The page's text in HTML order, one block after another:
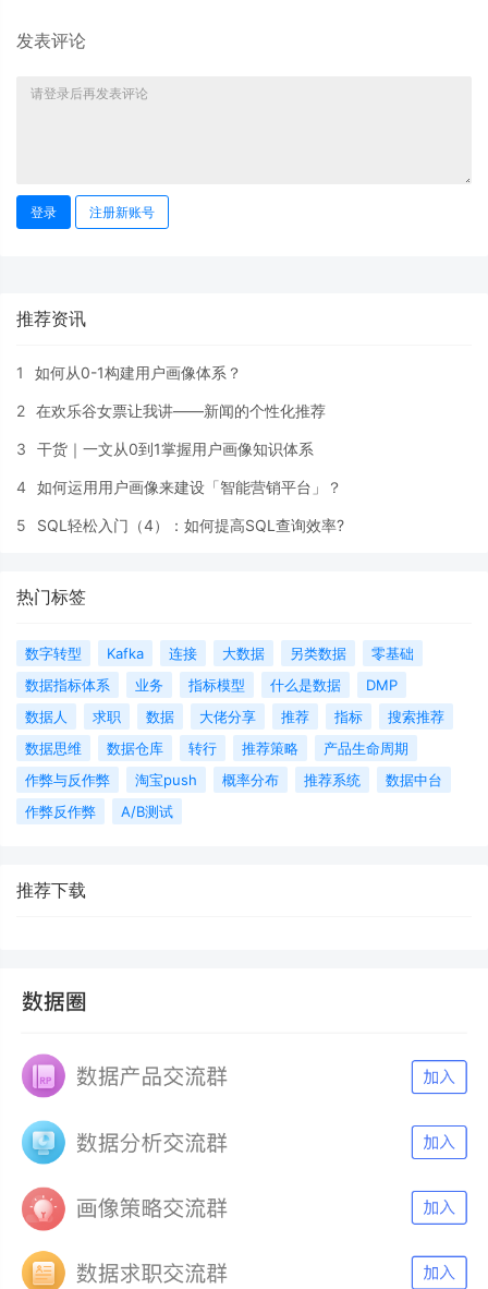
发表评论
登录 注册新账号
推荐资讯
1 如何从0-1构建用户画像体系？
2 在欢乐谷女票让我讲——新闻的个性化推荐
3 干货｜一文从0到1掌握用户画像知识体系
4 如何运用用户画像来建设「智能营销平台」？
5 SQL轻松入门（4）：如何提高SQL查询效率?
热门标签
数字转型 Kafka 连接 大数据 另类数据
零基础
数据指标体系
业务 指标模型 什么是数据
DMP
数据人
求职 数据 大佬分享 推荐 指标
搜索推荐
数据思维
数据仓库 转行 推荐策略
产品生命周期
作弊与反作弊
淘宝push 概率分布 推荐系统
数据中台
作弊反作弊
A/B测试
推荐下载